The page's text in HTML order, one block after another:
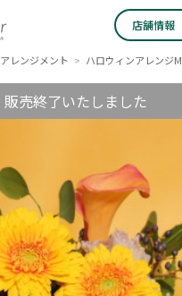
店舗情報
アレンジメント > ハロウィンアレンジM
販売終了いたしました